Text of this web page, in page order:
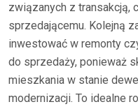
związanych z transakcją,
sprzedającemu. Kolejną
inwestować w remonty
do sprzedaży, ponieważ
mieszkania w stanie
modernizacji. To idealne